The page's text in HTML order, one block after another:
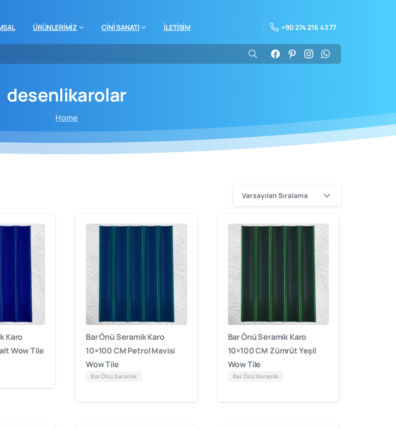
ÜRÜNLERİMİZ ÇİNİ SANATI İLETİŞİM +90 274 216 43 77
desenlikarolar
Home
Varsayılan Sıralama
Karo
Wow Tile
Bar Önü Seramik Karo
10×100 CM Petrol Mavisi
Wow Tile
Bar Önü Seramik
Bar Önü Seramik Karo
10×100 CM Zümrüt Yeşil
Wow Tile
Bar Önü Seramik